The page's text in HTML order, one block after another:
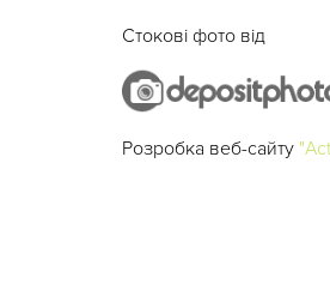
Стокові фото від
Розробка веб-сайту